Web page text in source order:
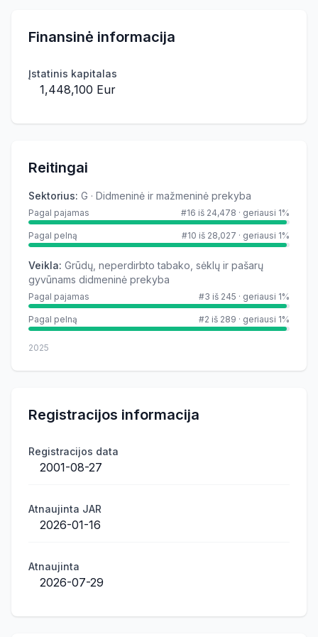
Finansinė informacija
Įstatinis kapitalas
1,448,100 Eur
Reitingai
Sektorius: G · Didmeninė ir mažmeninė prekyba
Pagal pajamas #16 iš 24,478 · geriausi 1%
Pagal pelną #10 iš 28,027 · geriausi 1%
Veikla: Grūdų, neperdirbto tabako, sėklų ir pašarų
gyvūnams didmeninė prekyba
Pagal pajamas #3 iš 245 · geriausi 1%
Pagal pelną #2 iš 289 · geriausi 1%
2025
Registracijos informacija
Registracijos data
2001-08-27
Atnaujinta JAR
2026-01-16
Atnaujinta
2026-07-29